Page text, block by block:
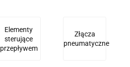
Elementy
sterujące
przepływem
Złącza
pneumatyczne